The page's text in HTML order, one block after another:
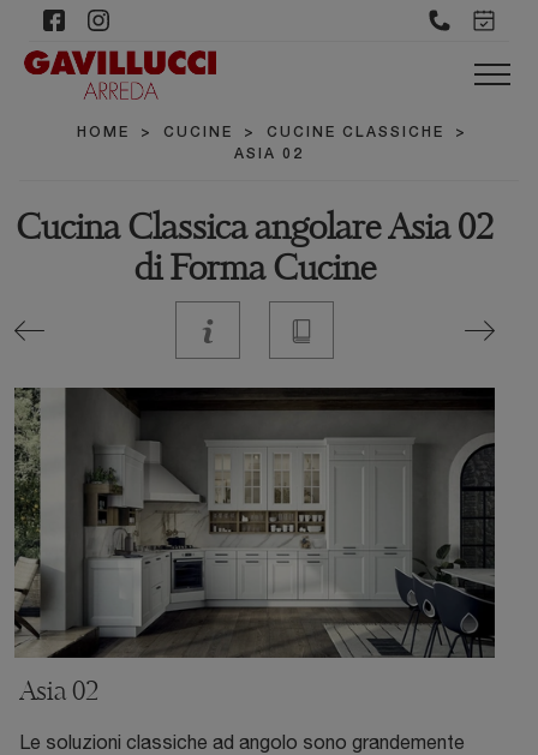
HOME > CUCINE > CUCINE CLASSICHE
>
ASIA 02
Cucina Classica angolare Asia 02
di Forma Cucine
Asia 02
Le soluzioni classiche ad angolo sono grandemente